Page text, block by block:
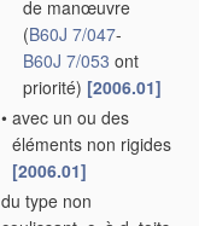
de manœuvre
(B60J 7/047-
B60J 7/053 ont
priorité) [2006.01]
• avec un ou des
éléments non rigides
[2006.01]
du type non